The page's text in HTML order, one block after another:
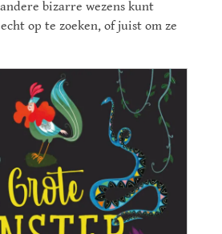
bizarre wezens kunt
op te zoeken, of juist om ze